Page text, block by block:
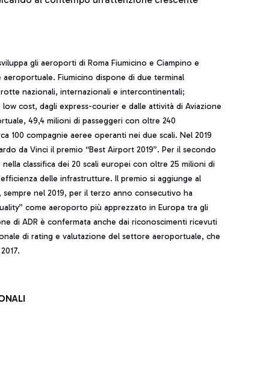
gli aeroporti di Roma Fiumicino e Ciampino e
Fiumicino dispone di due terminal
nazionali, internazionali e intercontinentali;
cost, dagli express-courier e dalle attività di Aviazione
49,4 milioni di passeggeri con oltre 240
100 compagnie aeree operanti nei due scali. Nel 2019
da Vinci il premio “Best Airport 2019”. Per il secondo
classifica dei 20 scali europei con oltre 25 milioni di
delle infrastrutture. Il premio si aggiunge al
nel 2019, per il terzo anno consecutivo ha
come aeroporto più apprezzato in Europa tra gli
di ADR è confermata anche dai riconoscimenti ricevuti
di rating e valutazione del settore aeroportuale, che